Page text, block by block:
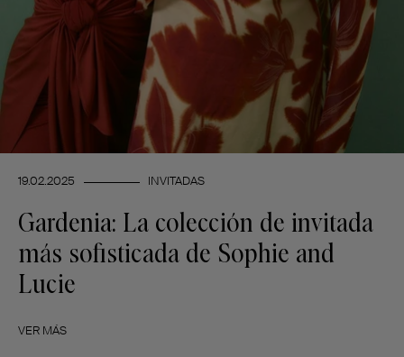
19.02.2025 INVITADAS
Gardenia: La colección de invitada
más sofisticada de Sophie and
Lucie
VER MÁS